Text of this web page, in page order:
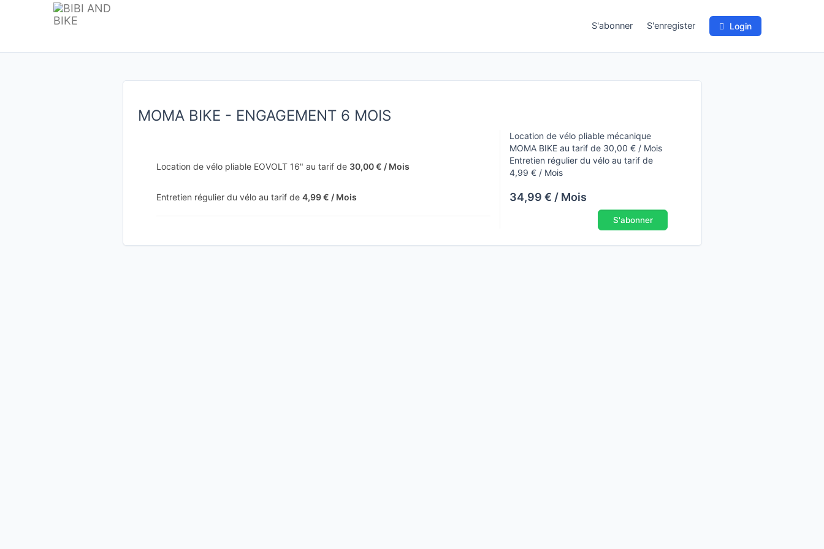
S'abonner S'enregister Login
MOMA BIKE - ENGAGEMENT 6 MOIS
Location de vélo pliable EOVOLT 16" au tarif de 30,00 € / Mois
Entretien régulier du vélo au tarif de 4,99 € / Mois
Location de vélo pliable mécanique
MOMA BIKE au tarif de 30,00 € / Mois
Entretien régulier du vélo au tarif de
4,99 € / Mois
34,99 € / Mois
S'abonner